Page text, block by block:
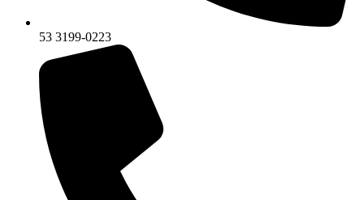
53 3199-0223